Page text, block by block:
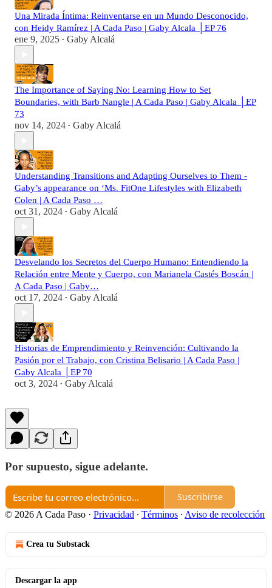
Una Mirada Íntima: Reinventarse en un Mundo Desconocido,
con Heidy Ramírez | A Cada Paso | Gaby Alcala │EP 76
ene 9, 2025 • Gaby Alcalá
The Importance of Saying No: Learning How to Set
Boundaries, with Barb Nangle | A Cada Paso | Gaby Alcala │EP
73
nov 14, 2024 • Gaby Alcalá
Understanding Transitions and Adapting Ourselves to Them -
Gaby’s appearance on ‘Ms. FitOne Lifestyles with Elizabeth
Colen | A Cada Paso …
oct 31, 2024 • Gaby Alcalá
Desvelando los Secretos del Cuerpo Humano: Entendiendo la
Relación entre Mente y Cuerpo, con Marianela Castés Boscán |
A Cada Paso | Gaby…
oct 17, 2024 • Gaby Alcalá
Historias de Emprendimiento y Reinvención: Cultivando la
Pasión por el Trabajo, con Cristina Belisario | A Cada Paso |
Gaby Alcala │EP 70
oct 3, 2024 • Gaby Alcalá
Por supuesto, sigue adelante.
Suscribirse
© 2026 A Cada Paso · Privacidad ∙ Términos ∙ Aviso de recolección
Crea tu Substack
Descargar la app